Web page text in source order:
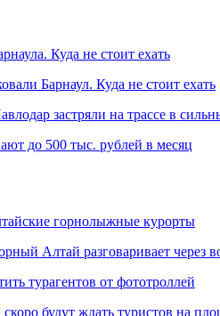
Куда не стоит ехать
Барнаул. Куда не стоит ехать
застряли на трассе в
до 500 тыс. рублей в месяц
горнолыжные курорты
Алтай разговаривает через
турагентов от фототроллей
будут ждать туристов на